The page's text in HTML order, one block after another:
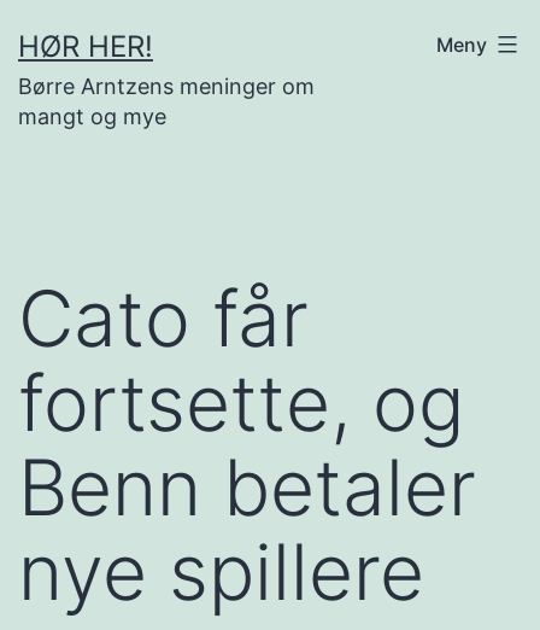
til
innhold
HØR HER!
Børre Arntzens meninger om
mangt og mye
Meny
Cato får
fortsette, og
Benn betaler
nye spillere